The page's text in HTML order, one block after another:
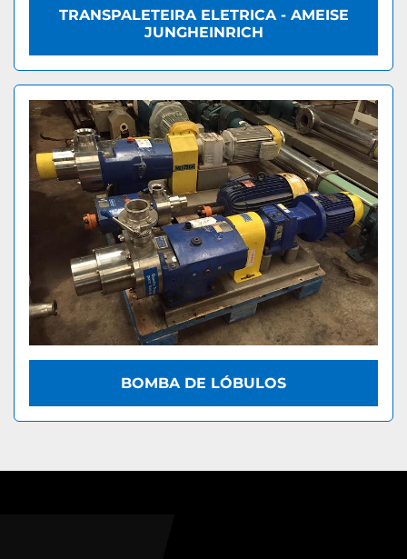
TRANSPALETEIRA ELETRICA - AMEISE
JUNGHEINRICH
BOMBA DE LÓBULOS